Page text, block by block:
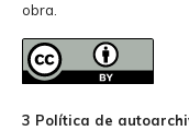
obra.
3 Política de